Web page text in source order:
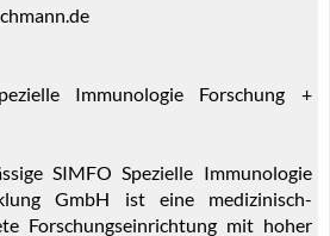
Immunologie Forschung +
SIMFO Spezielle Immunologie
GmbH ist eine medizinisch-
Forschungseinrichtung mit hoher